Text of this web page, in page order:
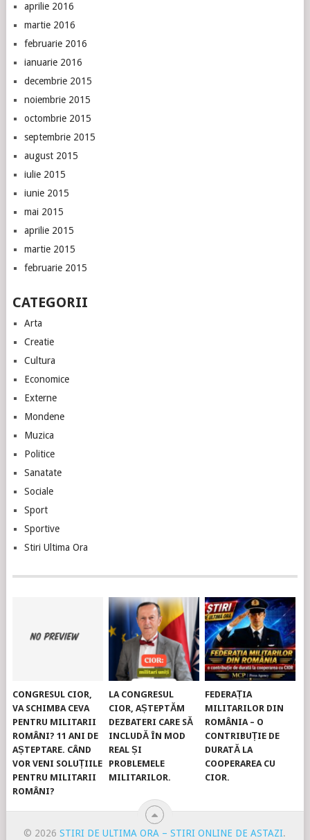
aprilie 2016
martie 2016
februarie 2016
ianuarie 2016
decembrie 2015
noiembrie 2015
octombrie 2015
septembrie 2015
august 2015
iulie 2015
iunie 2015
mai 2015
aprilie 2015
martie 2015
februarie 2015
CATEGORII
Arta
Creatie
Cultura
Economice
Externe
Mondene
Muzica
Politice
Sanatate
Sociale
Sport
Sportive
Stiri Ultima Ora
CONGRESUL CIOR,
VA SCHIMBA CEVA
PENTRU MILITARII
ROMÂNI? 11 ANI DE
AȘTEPTARE. CÂND
VOR VENI SOLUȚIILE
PENTRU MILITARII
ROMÂNI?
LA CONGRESUL
CIOR, AȘTEPTĂM
DEZBATERI CARE SĂ
INCLUDĂ ÎN MOD
REAL ȘI
PROBLEMELE
MILITARILOR.
FEDERAȚIA
MILITARILOR DIN
ROMÂNIA – O
CONTRIBUȚIE DE
DURATĂ LA
COOPERAREA CU
CIOR.
© 2026STIRI DE ULTIMA ORA – STIRI ONLINE DE ASTAZI.